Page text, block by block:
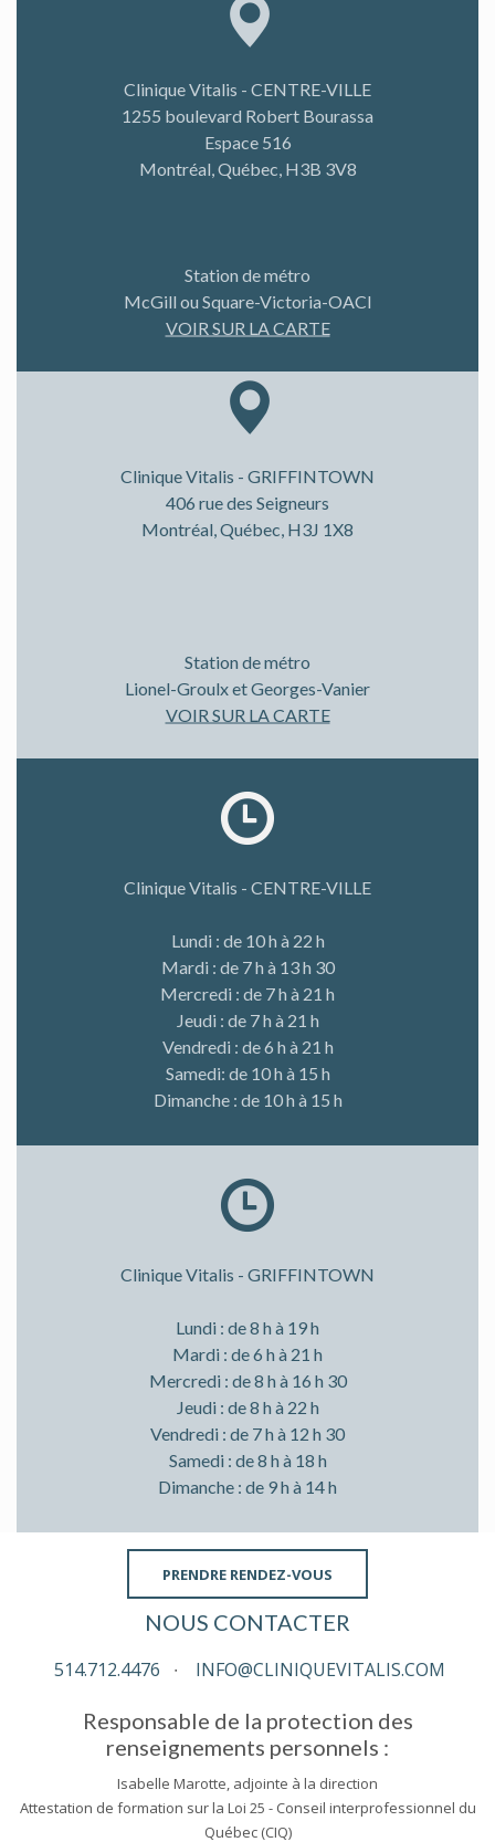
Clinique Vitalis - CENTRE-VILLE
1255 boulevard Robert Bourassa
Espace 516
Montréal, Québec, H3B 3V8
Station de métro
McGill ou Square-Victoria-OACI
VOIR SUR LA CARTE
Clinique Vitalis - GRIFFINTOWN
406 rue des Seigneurs
Montréal, Québec, H3J 1X8
Station de métro
Lionel-Groulx et Georges-Vanier
VOIR SUR LA CARTE
Clinique Vitalis - CENTRE-VILLE
Lundi : de 10 h à 22 h
Mardi : de 7 h à 13 h 30
Mercredi : de 7 h à 21 h
Jeudi : de 7 h à 21 h
Vendredi : de 6 h à 21 h
Samedi: de 10 h à 15 h
Dimanche : de 10 h à 15 h
Clinique Vitalis - GRIFFINTOWN
Lundi : de 8 h à 19 h
Mardi : de 6 h à 21 h
Mercredi : de 8 h à 16 h 30
Jeudi : de 8 h à 22 h
Vendredi : de 7 h à 12 h 30
Samedi : de 8 h à 18 h
Dimanche : de 9 h à 14 h
PRENDRE RENDEZ-VOUS
NOUS CONTACTER
514.712.4476 ∙ INFO@CLINIQUEVITALIS.COM
Responsable de la protection des
renseignements personnels :
Isabelle Marotte, adjointe à la direction
Attestation de formation sur la Loi 25 - Conseil interprofessionnel du
Québec (CIQ)